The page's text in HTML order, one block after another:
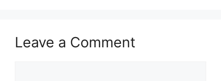
Leave a Comment